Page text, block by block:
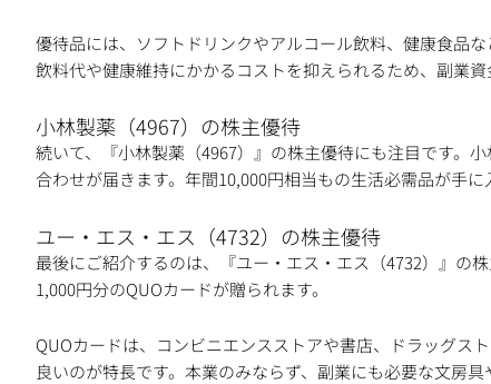
優待品には、ソフトドリンクやアルコール飲料、健康食品
飲料代や健康維持にかかるコストを抑えられるため、副業資
小林製薬（4967）の株主優待
続いて、『小林製薬（4967）』の株主優待にも注目です。
合わせが届きます。年間10,000円相当もの生活必需品が手
ユー・エス・エス（4732）の株主優待
最後にご紹介するのは、『ユー・エス・エス（4732）』の
1,000円分のQUOカードが贈られます。
QUOカードは、コンビニエンスストアや書店、ドラッグス
良いのが特長です。本業のみならず、副業にも必要な文房